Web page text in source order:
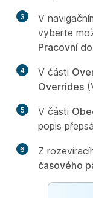
3
V
vyberte
Pracovní
4 V části
Overrides
5 V části
popis
6 Z
časového